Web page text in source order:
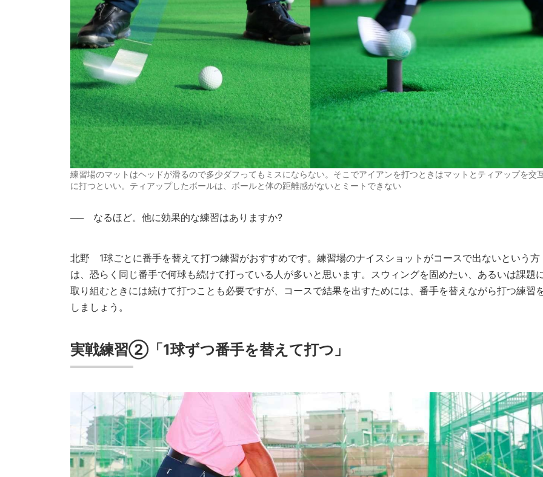
練習場のマットはヘッドが滑るので多少ダフってもミスにならない。そこでアイアンを打つときはマットとティアップを交
に打つといい。ティアップしたボールは、ボールと体の距離感がないとミートできない
── なるほど。他に効果的な練習はありますか?
北野 1球ごとに番手を替えて打つ練習がおすすめです。練習場のナイスショットがコースで出ないという方
は、恐らく同じ番手で何球も続けて打っている人が多いと思います。スウィングを固めたい、あるいは課題
取り組むときには続けて打つことも必要ですが、コースで結果を出すためには、番手を替えながら打つ練習
しましょう。
実戦練習②「1球ずつ番手を替えて打つ」